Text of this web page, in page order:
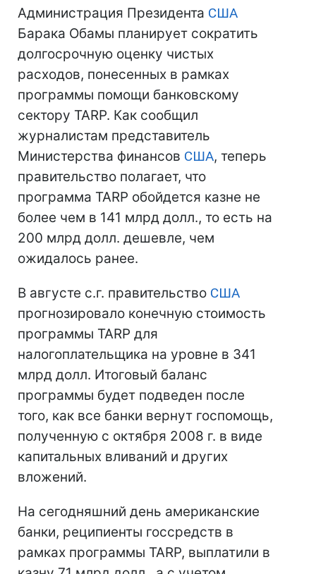
Администрация Президента США
Барака Обамы планирует сократить
долгосрочную оценку чистых
расходов, понесенных в рамках
программы помощи банковскому
сектору TARP. Как сообщил
журналистам представитель
Министерства финансов США, теперь
правительство полагает, что
программа TARP обойдется казне не
более чем в 141 млрд долл., то есть на
200 млрд долл. дешевле, чем
ожидалось ранее.
В августе с.г. правительство США
прогнозировало конечную стоимость
программы TARP для
налогоплательщика на уровне в 341
млрд долл. Итоговый баланс
программы будет подведен после
того, как все банки вернут госпомощь,
полученную с октября 2008 г. в виде
капитальных вливаний и других
вложений.
На сегодняшний день американские
банки, реципиенты госсредств в
рамках программы TARP, выплатили в